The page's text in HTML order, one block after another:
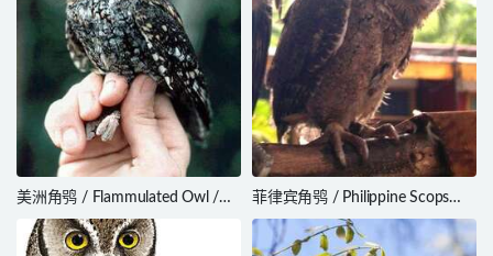
美洲角鸮 / Flammulated Owl /
Psiloscops flammeolus
菲律宾角鸮 / Philippine Scops
Owl / Otus megalotis